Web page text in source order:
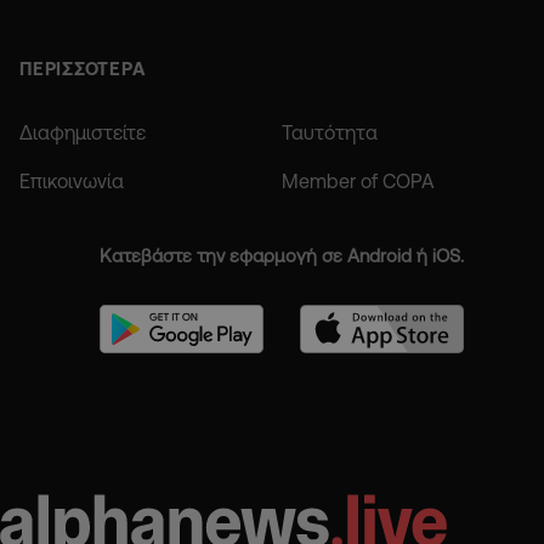
ΠΕΡΙΣΣΟΤΕΡΑ
Διαφημιστείτε Ταυτότητα
Επικοινωνία Member of COPA
Κατεβάστε την εφαρμογή σε Android ή iOS.